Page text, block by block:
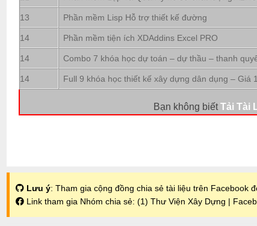
13 Phần mềm Lisp Hỗ trợ thiết kế đường
14 Phần mềm tiện ích XDAddins Excel PRO
14 Combo 7 khóa học dự toán – dự thầu – thanh
14 Full 9 khóa học thiết kế xây dựng dân dụng – Giá
Bạn không biếtTải Tài
Lưu ý: Tham gia cộng đồng chia sẻ tài liệu trên Facebook
Link tham gia Nhóm chia sẻ: (1) Thư Viện Xây Dựng |